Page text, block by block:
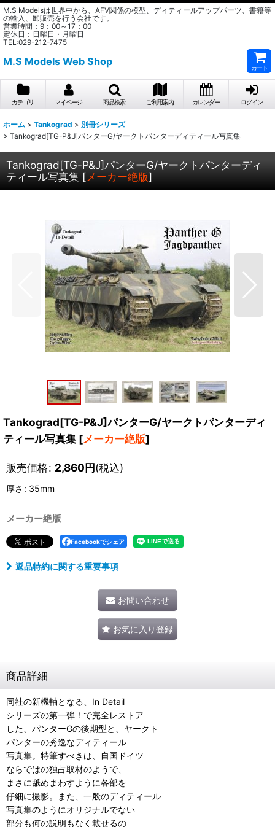
M.S Modelsは世界中から、AFV関係の模型、ディティールアップパーツ、書籍等
の輸入、卸販売を行う会社です。
営業時間：9：00～17：00
定休日：日曜日・月曜日
TEL:029-212-7475
M.S Models Web Shop
カート
カテゴリ マイページ 商品検索 ご利用案内 カレンダー ログイン
ホーム > Tankograd > 別冊シリーズ
> Tankograd[TG-P&J]パンターG/ヤークトパンターディティール写真集
Tankograd[TG-P&J]パンターG/ヤークトパンターディ
ティール写真集 [メーカー絶版]
Tankograd[TG-P&J]パンターG/ヤークトパンターディ
ティール写真集 [メーカー絶版]
販売価格: 2,860円(税込)
厚さ : 35mm
メーカー絶版
Facebookでシェア
返品特約に関する重要事項
お問い合わせ
お気に入り登録
商品詳細
同社の新機軸となる、In Detail
シリーズの第一弾！で完全レストア
した、パンターGの後期型と、ヤークト
パンターの秀逸なディティール
写真集。特筆すべきは、自国ドイツ
ならではの独占取材のようで、
まさに舐めまわすように各部を
仔細に撮影。また、一般のディティール
写真集のようにオリジナルでない
部分も何の説明もなく載せるの